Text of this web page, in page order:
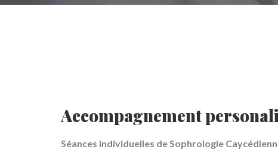
Accompagnement
Séances individuelles de Sophrologie